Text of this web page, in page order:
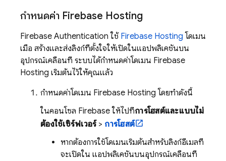
กำหนดค่า Firebase Hosting
Firebase Authentication ใช้ Firebase Hosting โดเมน
เมื่อ สร้างและส่งลิงก์ที่ตั้งใจให้เปิดในแอปพลิเคชันบน
อุปกรณ์เคลื่อนที่ ระบบได้กำหนดค่าโดเมน Firebase
Hosting เริ่มต้นไว้ให้คุณแล้ว
กำหนดค่าโดเมน Firebase Hosting โดยทำดังนี้
ในคอนโซล Firebase ให้ไปที่การโฮสต์และแบบไม่
ต้องใช้เซิร์ฟเวอร์> การโฮสต์
หากต้องการใช้โดเมนเริ่มต้นสำหรับลิงก์อีเมลที่
จะเปิดใน แอปพลิเคชันบนอุปกรณ์เคลื่อนที่